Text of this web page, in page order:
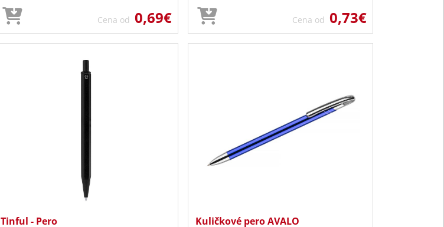
Cena od 0,69€ Cena od 0,73€
Tinful - Pero Kuličkové pero AVALO